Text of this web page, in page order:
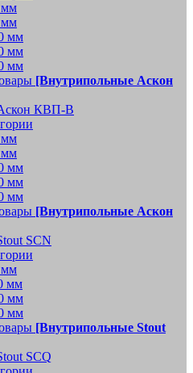
мм
мм
мм
мм
мм
[Внутрипольные Аскон
КВП-В
мм
мм
мм
мм
мм
[Внутрипольные Аскон
SCN
мм
мм
мм
мм
[Внутрипольные Stout
SCQ